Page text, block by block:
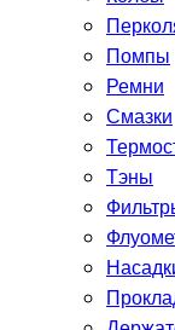
Помпы
Ремни
Смазки
Тэны